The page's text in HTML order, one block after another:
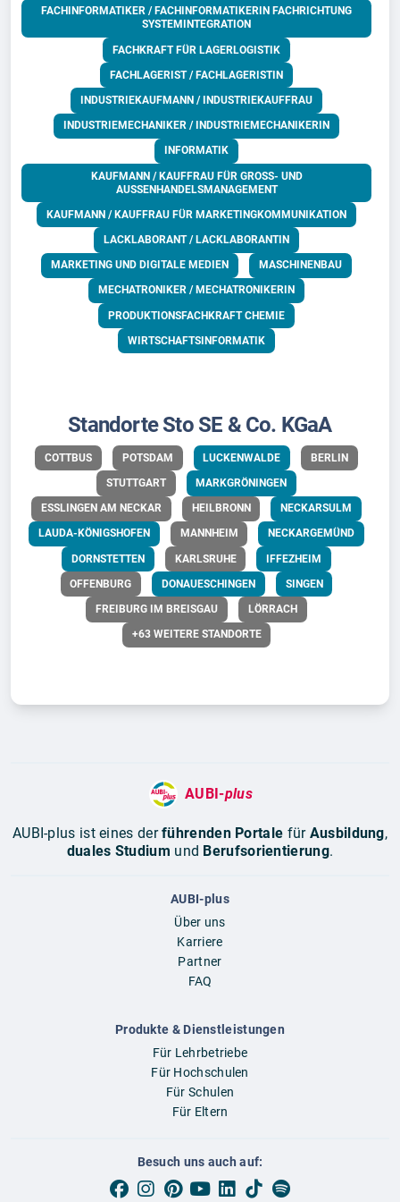
FACHINFORMATIKER / FACHINFORMATIKERIN FACHRICHTUNG
SYSTEMINTEGRATION
FACHKRAFT FÜR LAGERLOGISTIK
FACHLAGERIST / FACHLAGERISTIN
INDUSTRIEKAUFMANN / INDUSTRIEKAUFFRAU
INDUSTRIEMECHANIKER / INDUSTRIEMECHANIKERIN
INFORMATIK
KAUFMANN / KAUFFRAU FÜR GROSS- UND A
USSENHANDELSMANAGEMENT
KAUFMANN / KAUFFRAU FÜR MARKETINGKOMMUNIKATION
LACKLABORANT / LACKLABORANTIN
MARKETING UND DIGITALE MEDIEN MASCHINENBAU
MECHATRONIKER / MECHATRONIKERIN
PRODUKTIONSFACHKRAFT CHEMIE
WIRTSCHAFTSINFORMATIK
Standorte Sto SE & Co. KGaA
COTTBUS POTSDAM LUCKENWALDE BERLIN
STUTTGART MARKGRÖNINGEN
ESSLINGEN AM NECKAR HEILBRONN NECKARSULM
LAUDA-KÖNIGSHOFEN MANNHEIM NECKARGEMÜND
DORNSTETTEN KARLSRUHE IFFEZHEIM
OFFENBURG DONAUESCHINGEN SINGEN
FREIBURG IM BREISGAU LÖRRACH
+63 WEITERE STANDORTE
AUBI-plus
AUBI-plus ist eines derführenden Portale für Ausbildung,
duales Studium und Berufsorientierung.
AUBI-plus
Über uns
Karriere
Partner
FAQ
Produkte & Dienstleistungen
Für Lehrbetriebe
Für Hochschulen
Für Schulen
Für Eltern
Besuch uns auch auf: